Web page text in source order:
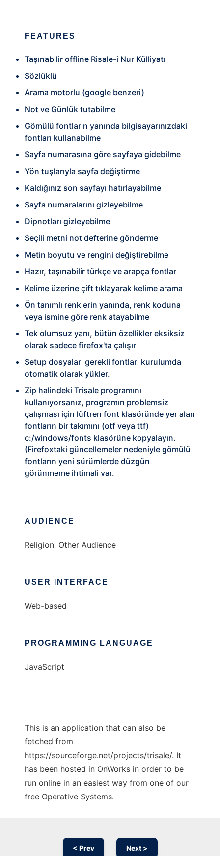
FEATURES
Taşınabilir offline Risale-i Nur Külliyatı
Sözlüklü
Arama motorlu (google benzeri)
Not ve Günlük tutabilme
Gömülü fontların yanında bilgisayarınızdaki
fontları kullanabilme
Sayfa numarasına göre sayfaya gidebilme
Yön tuşlarıyla sayfa değiştirme
Kaldığınız son sayfayı hatırlayabilme
Sayfa numaralarını gizleyebilme
Dipnotları gizleyebilme
Seçili metni not defterine gönderme
Metin boyutu ve rengini değiştirebilme
Hazır, taşınabilir türkçe ve arapça fontlar
Kelime üzerine çift tıklayarak kelime arama
Ön tanımlı renklerin yanında, renk koduna
veya ismine göre renk atayabilme
Tek olumsuz yanı, bütün özellikler eksiksiz
olarak sadece firefox'ta çalışır
Setup dosyaları gerekli fontları kurulumda
otomatik olarak yükler.
Zip halindeki Trisale programını
kullanıyorsanız, programın problemsiz
çalışması için lüftren font klasöründe yer alan
fontların bir takımını (otf veya ttf)
c:/windows/fonts klasörüne kopyalayın.
(Firefoxtaki güncellemeler nedeniyle gömülü
fontların yeni sürümlerde düzgün
görünmeme ihtimali var.
AUDIENCE
Religion, Other Audience
USER INTERFACE
Web-based
PROGRAMMING LANGUAGE
JavaScript
This is an application that can also be
fetched from
https://sourceforge.net/projects/trisale/. It
has been hosted in OnWorks in order to be
run online in an easiest way from one of our
free Operative Systems.
< Prev Next >